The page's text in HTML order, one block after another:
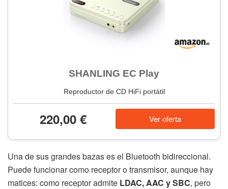
SHANLING EC Play
Reproductor de CD HiFi portátil
220,00 € Ver oferta
Una de sus grandes bazas es el Bluetooth bidireccional.
Puede funcionar como receptor o transmisor, aunque hay
matices: como receptor admite LDAC, AAC y SBC, pero